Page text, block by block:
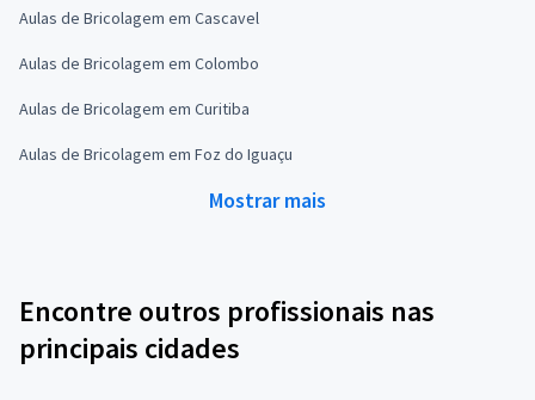
Aulas de Bricolagem em Cascavel
Aulas de Bricolagem em Colombo
Aulas de Bricolagem em Curitiba
Aulas de Bricolagem em Foz do Iguaçu
Mostrar mais
Encontre outros profissionais nas
principais cidades